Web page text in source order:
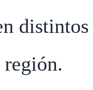
región.